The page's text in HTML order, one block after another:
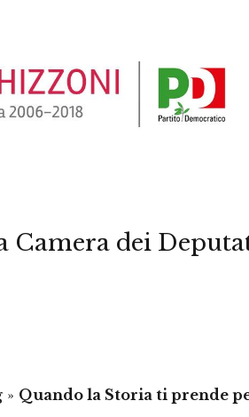
Camera dei
» Quando la Storia ti prende